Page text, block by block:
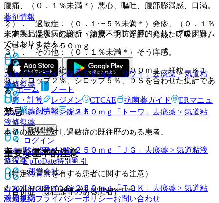
薬剤情報
ムコダイン錠２５０ｍｇ
カルボシステイン錠２５０ｍｇ「サワイ」去痰薬 > 気道粘
液修復薬
カルボシステイン錠２５０ｍｇ「トーワ」 去痰薬 > 気道粘
液修復薬
カルボシステイン錠２５０ｍｇ「ＪＧ」 去痰薬 > 気道粘液
修復薬
カルボシステイン錠２５０ｍｇ「ＴＣＫ」 去痰薬 > 気道粘
液修復薬
腹痛、（０．１％未満＊）悪心、嘔吐、腹部膨満感、口渇。
２）． 過敏症：（０．１〜５％未満＊）発疹、（０．１％
未満＊）湿疹、紅斑、（頻度不明）浮腫、発熱、呼吸困難。
３）． その他：（０．１％未満＊）そう痒感。
＊）ムコダイン錠２５０ｍｇ、錠５００ｍｇ、細粒、Ｋ１
０、シロップ２％、シロップ５％、ＤＳを合わせた集計であ
る。
禁忌
本剤の成分に対し過敏症の既往歴のある患者。
重要な基本的注意
（特定の背景を有する患者に関する注意）
（合併症・既往歴等のある患者）
※本製品は疾病の診断・治療・予防を目的としたプログラム
ではありません。
ホーム
ノート
表・計算
レジメン CTCAE 抗菌薬ガイド
ERマニュ
アル
薬剤情報 ポスト
新規登録
ログイン
監修医師一覧
UpToDate特別割引
運営会社
© 2021 HOKUTO Inc. All rights reserved.
利用規約プライバシーポリシーお問い合わせ